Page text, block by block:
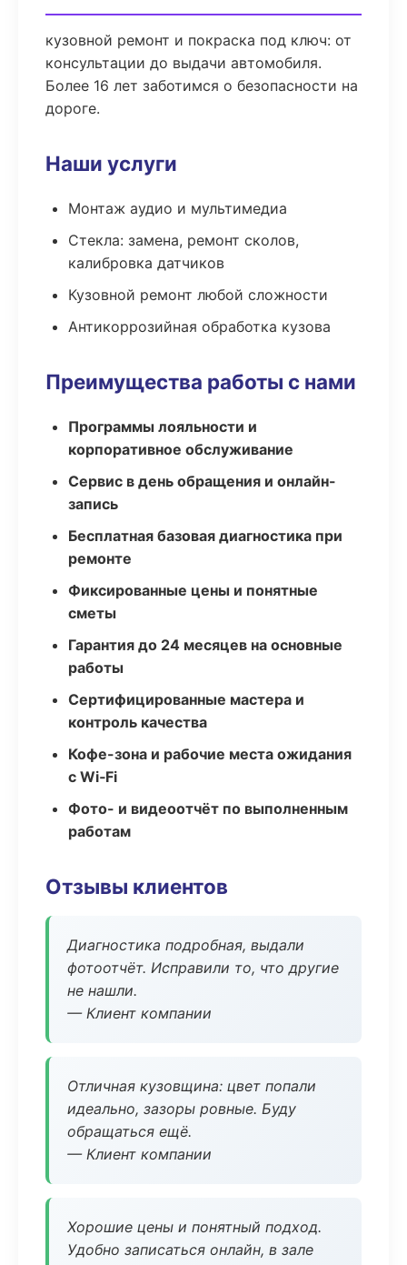
кузовной ремонт и покраска под ключ: от
консультации до выдачи автомобиля.
Более 16 лет заботимся о безопасности на
дороге.
Наши услуги
Монтаж аудио и мультимедиа
Стекла: замена, ремонт сколов,
калибровка датчиков
Кузовной ремонт любой сложности
Антикоррозийная обработка кузова
Преимущества работы с нами
Программы лояльности и
корпоративное обслуживание
Сервис в день обращения и онлайн-
запись
Бесплатная базовая диагностика при
ремонте
Фиксированные цены и понятные
сметы
Гарантия до 24 месяцев на основные
работы
Сертифицированные мастера и
контроль качества
Кофе-зона и рабочие места ожидания
с Wi‑Fi
Фото- и видеоотчёт по выполненным
работам
Отзывы клиентов
Диагностика подробная, выдали
фотоотчёт. Исправили то, что другие
не нашли.
— Клиент компании
Отличная кузовщина: цвет попали
идеально, зазоры ровные. Буду
обращаться ещё.
— Клиент компании
Хорошие цены и понятный подход.
Удобно записаться онлайн, в зале